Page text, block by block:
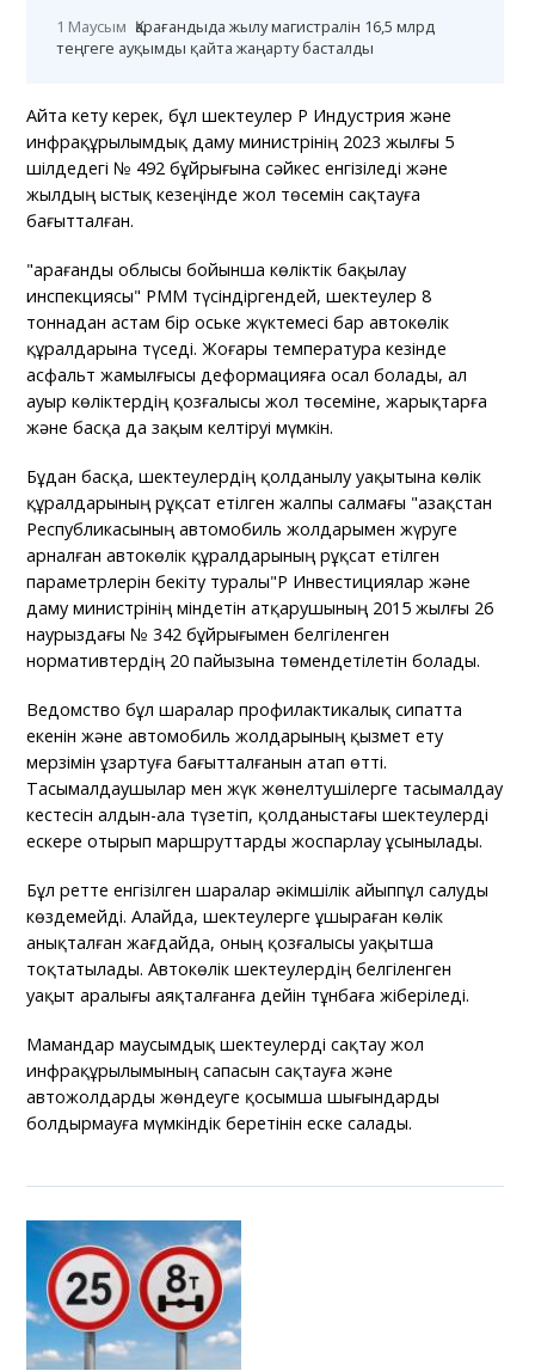
1 Маусым Қарағандыда жылу магистралін 16,5 млрд
теңгеге ауқымды қайта жаңарту басталды
Айта кету керек, бұл шектеулер ҚР Индустрия және
инфрақұрылымдық даму министрінің 2023 жылғы 5
шілдедегі № 492 бұйрығына сәйкес енгізіледі және
жылдың ыстық кезеңінде жол төсемін сақтауға
бағытталған.
"Қарағанды облысы бойынша көліктік бақылау
инспекциясы" РММ түсіндіргендей, шектеулер 8
тоннадан астам бір оське жүктемесі бар автокөлік
құралдарына түседі. Жоғары температура кезінде
асфальт жамылғысы деформацияға осал болады, ал
ауыр көліктердің қозғалысы жол төсеміне, жарықтарға
және басқа да зақым келтіруі мүмкін.
Бұдан басқа, шектеулердің қолданылу уақытына көлік
құралдарының рұқсат етілген жалпы салмағы "Қазақстан
Республикасының автомобиль жолдарымен жүруге
арналған автокөлік құралдарының рұқсат етілген
параметрлерін бекіту туралы"ҚР Инвестициялар және
даму министрінің міндетін атқарушының 2015 жылғы 26
наурыздағы № 342 бұйрығымен белгіленген
нормативтердің 20 пайызына төмендетілетін болады.
Ведомство бұл шаралар профилактикалық сипатта
екенін және автомобиль жолдарының қызмет ету
мерзімін ұзартуға бағытталғанын атап өтті.
Тасымалдаушылар мен жүк жөнелтушілерге тасымалдау
кестесін алдын-ала түзетіп, қолданыстағы шектеулерді
ескере отырып маршруттарды жоспарлау ұсынылады.
Бұл ретте енгізілген шаралар әкімшілік айыппұл салуды
көздемейді. Алайда, шектеулерге ұшыраған көлік
анықталған жағдайда, оның қозғалысы уақытша
тоқтатылады. Автокөлік шектеулердің белгіленген
уақыт аралығы аяқталғанға дейін тұнбаға жіберіледі.
Мамандар маусымдық шектеулерді сақтау жол
инфрақұрылымының сапасын сақтауға және
автожолдарды жөндеуге қосымша шығындарды
болдырмауға мүмкіндік беретінін еске салады.